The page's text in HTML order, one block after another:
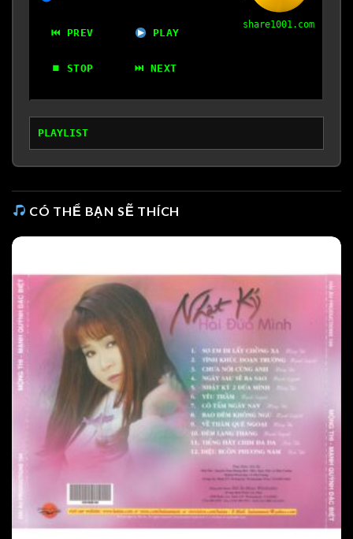
⏮ PREV PLAY
⏹ STOP ⏭ NEXT
share1001.com
PLAYLIST
CÓ THỂ BẠN SẼ THÍCH